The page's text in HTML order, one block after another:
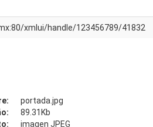
xmlui/handle/123456789/41832
portada.jpg
89.31Kb
imagen JPEG